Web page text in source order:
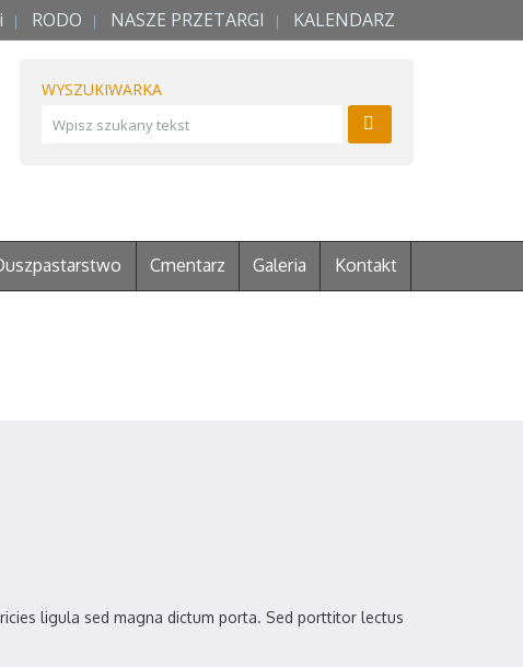
RODO NASZE PRZETARGI KALENDARZ
WYSZUKIWARKA
Cmentarz Galeria Kontakt
ligula sed magna dictum porta. Sed porttitor lectus